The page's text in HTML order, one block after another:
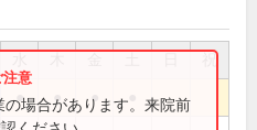
祝
● ● ●
場合があります。来院前